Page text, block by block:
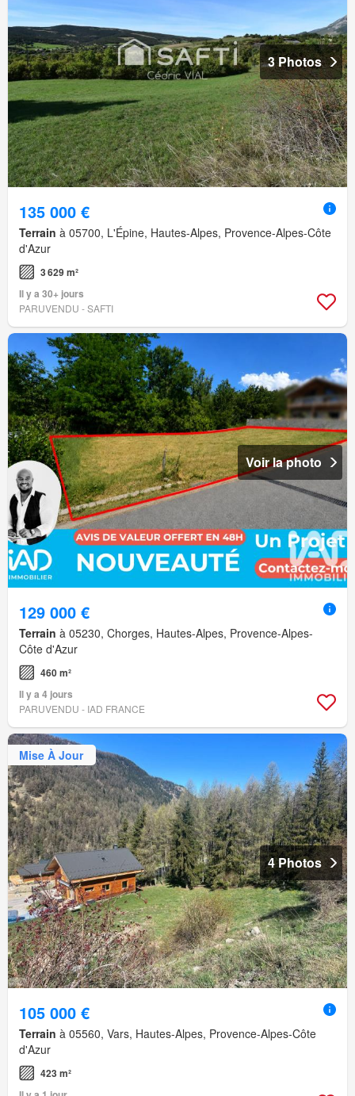
3 Photos
135 000 €
Terrain à 05700, L'Épine, Hautes-Alpes, Provence-Alpes-Côte
d'Azur
3 629 m²
Il y a 30+ jours
PARUVENDU - SAFTI
Voir la photo
129 000 €
Terrain à 05230, Chorges, Hautes-Alpes, Provence-Alpes-
Côte d'Azur
460 m²
Il y a 4 jours
PARUVENDU - IAD FRANCE
Mise À Jour
4 Photos
105 000 €
Terrain à 05560, Vars, Hautes-Alpes, Provence-Alpes-Côte
d'Azur
423 m²